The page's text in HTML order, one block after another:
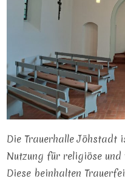
Die Trauerhalle Jöhstadt
Nutzung für religiöse
Diese beinhalten